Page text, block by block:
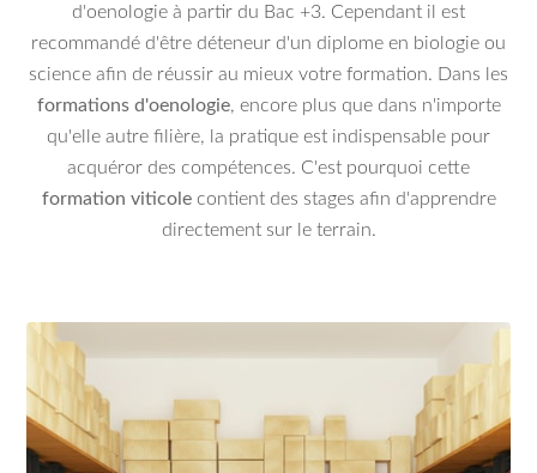
d'oenologie à partir du Bac +3. Cependant il est
recommandé d'être déteneur d'un diplome en biologie ou
science afin de réussir au mieux votre formation. Dans les
formations d'oenologie, encore plus que dans n'importe
qu'elle autre filière, la pratique est indispensable pour
acquéror des compétences. C'est pourquoi cette
formation viticolecontient des stages afin d'apprendre
directement sur le terrain.